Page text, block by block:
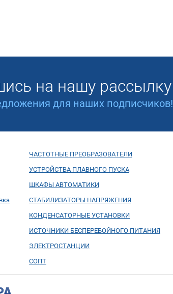
на нашу рассылку
для наших подписчиков!
ЧАСТОТНЫЕ ПРЕОБРАЗОВАТЕЛИ
УСТРОЙСТВА ПЛАВНОГО ПУСКА
ШКАФЫ АВТОМАТИКИ
СТАБИЛИЗАТОРЫ НАПРЯЖЕНИЯ
КОНДЕНСАТОРНЫЕ УСТАНОВКИ
ИСТОЧНИКИ БЕСПЕРЕБОЙНОГО ПИТАНИЯ
ЭЛЕКТРОСТАНЦИИ
СОПТ